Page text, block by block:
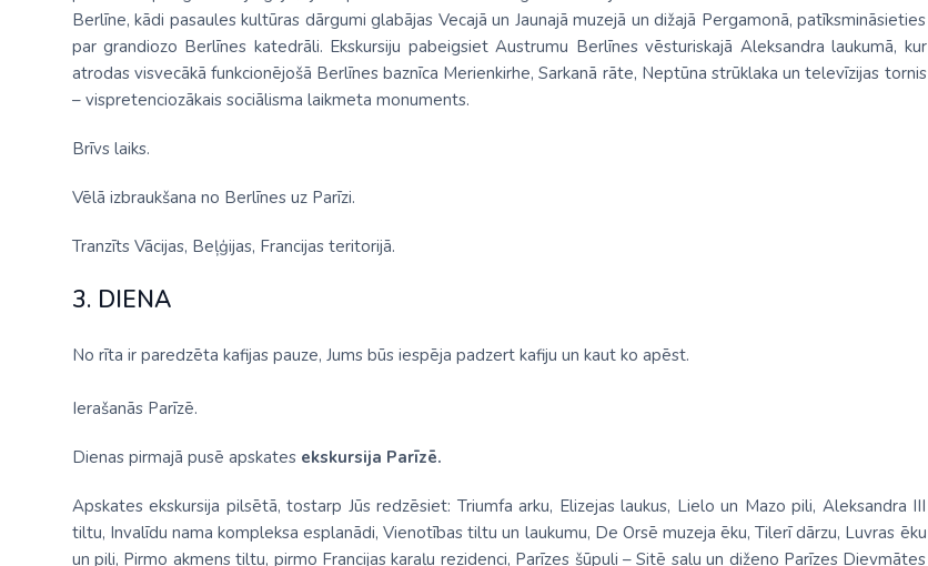
Berlīne, kādi pasaules kultūras dārgumi glabājas Vecajā un Jaunajā muzejā un dižajā Pergamonā, patīksmināsieties
par grandiozo Berlīnes katedrāli. Ekskursiju pabeigsiet Austrumu Berlīnes vēsturiskajā Aleksandra laukumā, kur
atrodas visvecākā funkcionējošā Berlīnes baznīca Merienkirhe, Sarkanā rāte, Neptūna strūklaka un televīzijas tornis
– vispretenciozākais sociālisma laikmeta monuments.
Brīvs laiks.
Vēlā izbraukšana no Berlīnes uz Parīzi.
Tranzīts Vācijas, Beļģijas, Francijas teritorijā.
3. DIENA
No rīta ir paredzēta kafijas pauze, Jums būs iespēja padzert kafiju un kaut ko apēst.
Ierašanās Parīzē.
Dienas pirmajā pusē apskates ekskursija Parīzē.
Apskates ekskursija pilsētā, tostarp Jūs redzēsiet: Triumfa arku, Elizejas laukus, Lielo un Mazo pili, Aleksandra III
tiltu, Invalīdu nama kompleksa esplanādi, Vienotības tiltu un laukumu, De Orsē muzeja ēku, Tilerī dārzu, Luvras ēku
un pili, Pirmo akmens tiltu, pirmo Francijas karaļu rezidenci, Parīzes šūpuli – Sitē salu un diženo Parīzes Dievmātes